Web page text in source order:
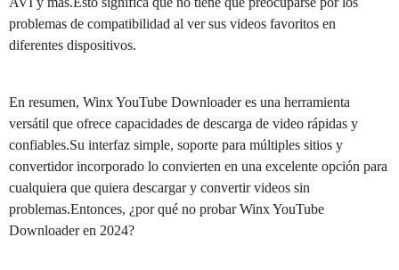
problemas de compatibilidad al ver sus videos favoritos en
diferentes dispositivos.
En resumen, Winx YouTube Downloader es una herramienta
versátil que ofrece capacidades de descarga de video rápidas y
confiables.Su interfaz simple, soporte para múltiples sitios y
convertidor incorporado lo convierten en una excelente opción para
cualquiera que quiera descargar y convertir videos sin
problemas.Entonces, ¿por qué no probar Winx YouTube
Downloader en 2024?